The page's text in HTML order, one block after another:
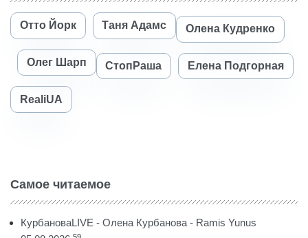
Отто Йорк Таня Адамс Олена Кудренко
Олег Шарп СтопРаша Елена Подгорная
RealiUA
Самое читаемое
КурбановаLIVE - Олена Курбанова - Ramis Yunus